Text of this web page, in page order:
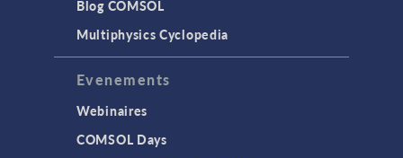
Blog COMSOL
Multiphysics Cyclopedia
Evenements
Webinaires
COMSOL Days